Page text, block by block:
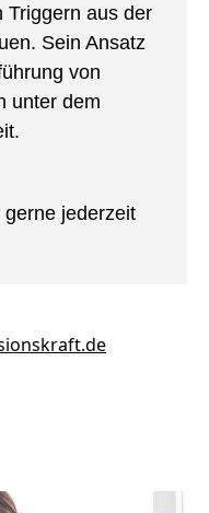
Triggern aus der
Sein Ansatz
von
unter dem
jederzeit